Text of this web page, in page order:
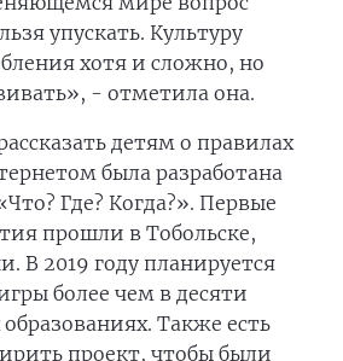
упускать. Культуру
хотя и сложно, но
- отметила она.
детям о правилах
была разработана
Где? Когда?». Первые
прошли в Тобольске,
2019 году планируется
более чем в десяти
Также есть
проект, чтобы были